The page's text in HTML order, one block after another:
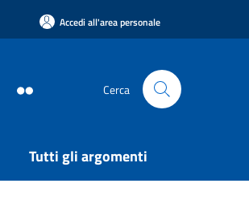
Accedi all'area personale
Cerca
Tutti gli argomenti